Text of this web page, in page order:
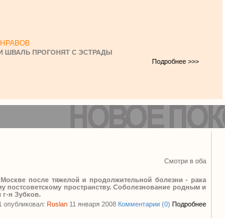
ШВАЛЬ ПРОГОНЯТ С ЭСТРАДЫ
Подробнее >>>
Смотри в оба
после тяжелой и продолжительной болезни - рака
постсоветскому пространству. Соболезнование родным и
н Зубков.
опубликовал:Ruslan 11 января 2008 Комментарии (0) Подробнее